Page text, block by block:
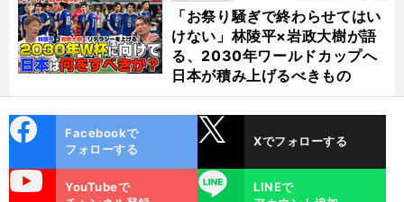
「お祭り騒ぎで終わらせてはい
けない」林陵平×岩政大樹が語
る、2030年ワールドカップへ
日本が積み上げるべきもの
ok
Facebookで
フォローする
Xでフォローする
YouTubeで
LINE
LINEで